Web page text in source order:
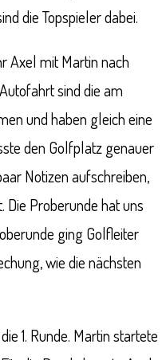
die Topspieler dabei.
Axel mit Martin nach
sind die am
und haben gleich eine
den Golfplatz genauer
Notizen aufschreiben,
Die Proberunde hat uns
ging Golfleiter
wie die nächsten
1. Runde. Martin startete